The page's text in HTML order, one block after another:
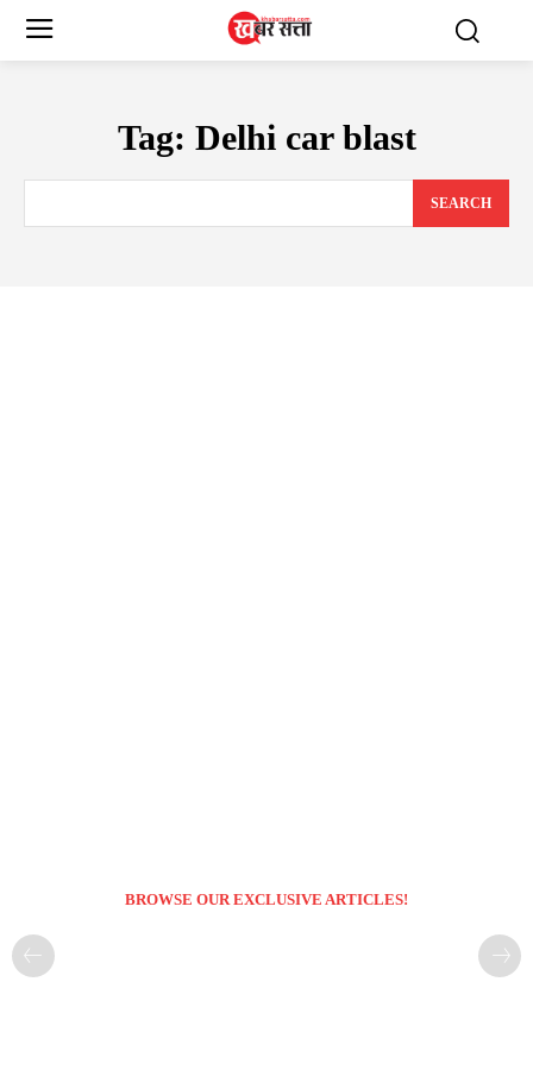
Tag: Delhi car blast
SEARCH
BROWSE OUR EXCLUSIVE ARTICLES!